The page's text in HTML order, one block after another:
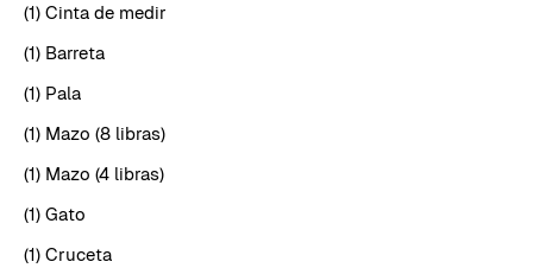
(1) Cinta de medir
(1) Barreta
(1) Pala
(1) Mazo (8 libras)
(1) Mazo (4 libras)
(1) Gato
(1) Cruceta